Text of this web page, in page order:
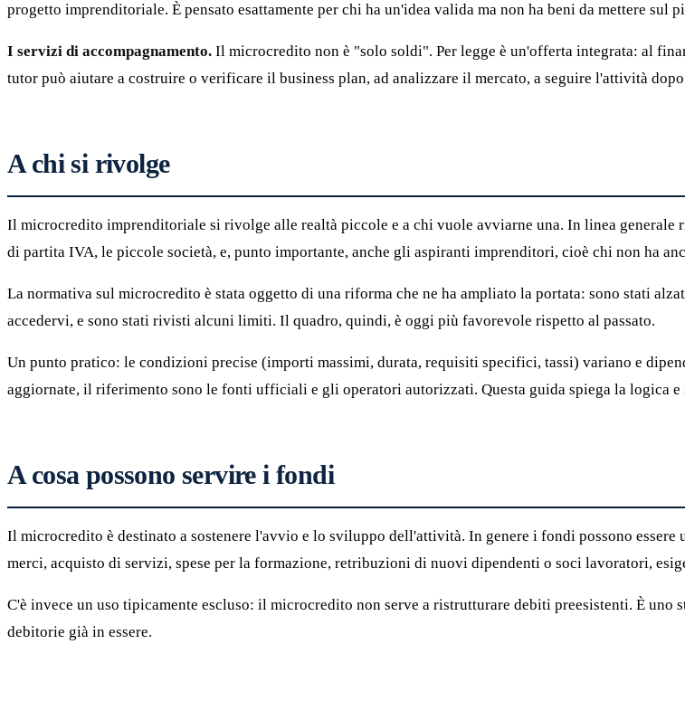
progetto imprenditoriale. È pensato esattamente per chi ha un'idea valida ma non ha beni da mettere sul
I servizi di accompagnamento. Il microcredito non è "solo soldi". Per legge è un'offerta integrata: al
tutor può aiutare a costruire o verificare il business plan, ad analizzare il mercato, a seguire l'attività
A chi si rivolge
Il microcredito imprenditoriale si rivolge alle realtà piccole e a chi vuole avviarne una. In linea
di partita IVA, le piccole società, e, punto importante, anche gli aspiranti imprenditori, cioè chi non ha
La normativa sul microcredito è stata oggetto di una riforma che ne ha ampliato la portata: sono stati
accedervi, e sono stati rivisti alcuni limiti. Il quadro, quindi, è oggi più favorevole rispetto al passato.
Un punto pratico: le condizioni precise (importi massimi, durata, requisiti specifici, tassi) variano e
aggiornate, il riferimento sono le fonti ufficiali e gli operatori autorizzati. Questa guida spiega la logica
A cosa possono servire i fondi
Il microcredito è destinato a sostenere l'avvio e lo sviluppo dell'attività. In genere i fondi possono
merci, acquisto di servizi, spese per la formazione, retribuzioni di nuovi dipendenti o soci lavoratori,
C'è invece un uso tipicamente escluso: il microcredito non serve a ristrutturare debiti preesistenti. È
debitorie già in essere.